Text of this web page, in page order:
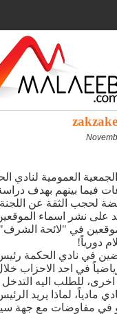
العمومية لنادي
فيما بينهم بهدف
لحجب الثقة عن اللجنة
على نشر اسماء
في "لائحة الشرف"
دورياً!
في نادي الحكمة
في احد الاحزاب
للطلب اليه
مادياً، لماذا يريد
في مفاوضات مع جهة